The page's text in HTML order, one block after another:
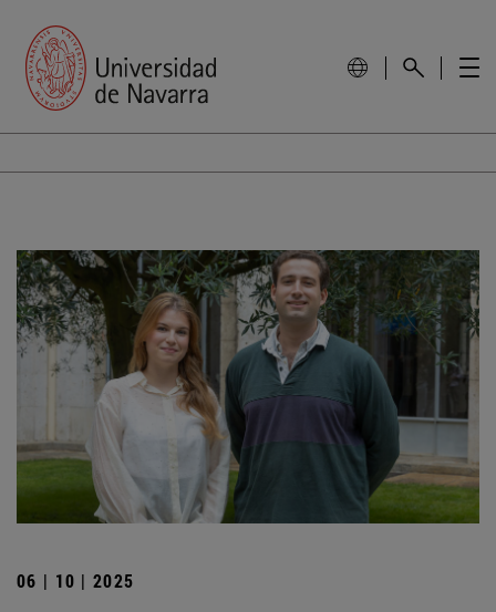
06 | 10 | 2025